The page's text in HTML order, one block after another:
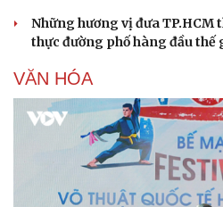
Những hương vị đưa TP.HCM
thực đường phố hàng đầu thế
VĂN HÓA